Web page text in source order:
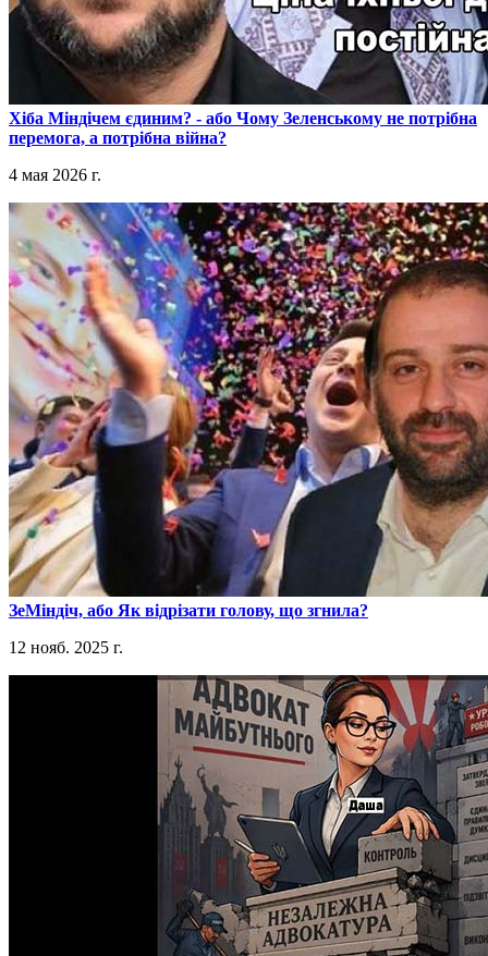
​Хіба Міндічем єдиним? - або Чому Зеленському не потрібна
перемога, а потрібна війна?
4 мая 2026 г.
​ЗеМіндіч, або Як відрізати голову, що згнила?
12 нояб. 2025 г.